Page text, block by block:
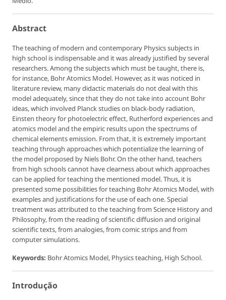
Abstract
The teaching of modern and contemporary Physics subjects in
high school is indispensable and it was already justified by several
researchers. Among the subjects which must be taught, there is,
for instance, Bohr Atomics Model. However, as it was noticed in
literature review, many didactic materials do not deal with this
model adequately, since that they do not take into account Bohr
ideas, which involved Planck studies on black-body radiation,
Einsten theory for photoelectric effect, Rutherford experiences and
atomics model and the empiric results upon the spectrums of
chemical elements emission. From that, it is extremely important
teaching through approaches which potentialize the learning of
the model proposed by Niels Bohr. On the other hand, teachers
from high schools cannot have clearness about which approaches
can be applied for teaching the mentioned model. Thus, it is
presented some possibilities for teaching Bohr Atomics Model, with
examples and justifications for the use of each one. Special
treatment was attributed to the teaching from Science History and
Philosophy, from the reading of scientific diffusion and original
scientific texts, from analogies, from comic strips and from
computer simulations.
Keywords: Bohr Atomics Model, Physics teaching, High School.
Introdução